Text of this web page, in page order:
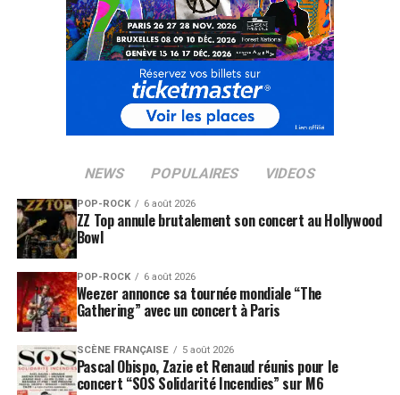
des sonorités plus rock, électroniques et introspectives.
Et s’il fallait un symbole fort pour incarner cette mue,
Empty Chairsest sans doute le morceau parfait :
inattendu, puissant, transgénérationnel.
Le titre est déjà disponible surYouTube,
toutes les plateformes. Il ouvre la voie à une tournée
même une possible apparition de Jagger sur scène…
LES ALBUMS DE MICK JAGGER ET BURNA BOY
SUJETS ASSOCIÉS: MICK JAGGER THE ROLLING STONES
NEWS POPULAIRES VIDEOS
POP-ROCK 6 août 2026
ZZ Top annule brutalement son concert au Hollywood
Bowl
POP-ROCK 6 août 2026
Weezer annonce sa tournée mondiale “The
Gathering” avec un concert à Paris
SCÈNE FRANÇAISE 5 août 2026
Pascal Obispo, Zazie et Renaud réunis pour le
concert “SOS Solidarité Incendies” sur M6